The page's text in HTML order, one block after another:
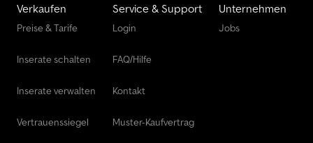
Verkaufen
Preise & Tarife
Inserate schalten
Inserate verwalten
Vertrauenssiegel
Service & Support
Login
FAQ/Hilfe
Kontakt
Muster-Kaufvertrag
Unternehmen
Jobs